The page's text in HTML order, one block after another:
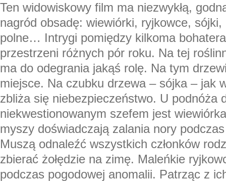
Ten widowiskowy film ma niezwykłą,
nagród obsadę: wiewiórki, ryjkowce,
polne… Intrygi pomiędzy kilkoma
przestrzeni różnych pór roku. Na tej
ma do odegrania jakąś rolę. Na tym
miejsce. Na czubku drzewa – sójka – jak
zbliża się niebezpieczeństwo. U podnóża
niekwestionowanym szefem jest
myszy doświadczają zalania nory
Muszą odnaleźć wszystkich członków
zbierać żołędzie na zimę. Maleńkie
podczas pogodowej anomalii. Patrząc z